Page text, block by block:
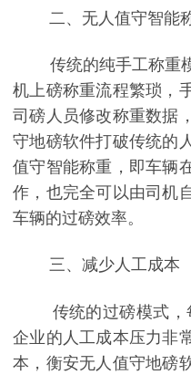
二、无人值守智能
传统的纯手工称重模
机上磅称重流程繁琐，
司磅人员修改称重数据
守地磅软件打破传统的
值守智能称重，即车辆
作，也完全可以由司机
车辆的过磅效率。
三、减少人工成本
传统的过磅模式，
企业的人工成本压力非
本，衡安无人值守地磅